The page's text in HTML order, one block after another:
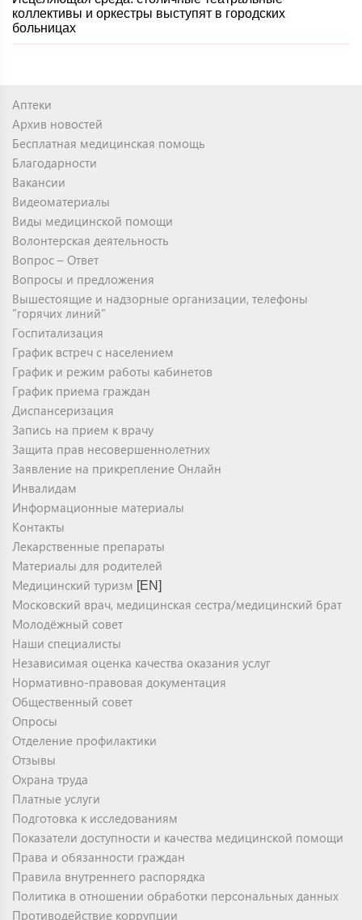
коллективы и оркестры выступят в городских
больницах
Аптеки
Архив новостей
Бесплатная медицинская помощь
Благодарности
Вакансии
Видеоматериалы
Виды медицинской помощи
Волонтерская деятельность
Вопрос – Ответ
Вопросы и предложения
Вышестоящие и надзорные организации, телефоны
"горячих линий"
Госпитализация
График встреч с населением
График и режим работы кабинетов
График приема граждан
Диспансеризация
Запись на прием к врачу
Защита прав несовершеннолетних
Заявление на прикрепление Онлайн
Инвалидам
Информационные материалы
Контакты
Лекарственные препараты
Материалы для родителей
Медицинский туризм [EN]
Московский врач, медицинская сестра/медицинский брат
Молодёжный совет
Наши специалисты
Независимая оценка качества оказания услуг
Нормативно-правовая документация
Общественный совет
Опросы
Отделение профилактики
Отзывы
Охрана труда
Платные услуги
Подготовка к исследованиям
Показатели доступности и качества медицинской помощи
Права и обязанности граждан
Правила внутреннего распорядка
Политика в отношении обработки персональных данных
Противодействие коррупции